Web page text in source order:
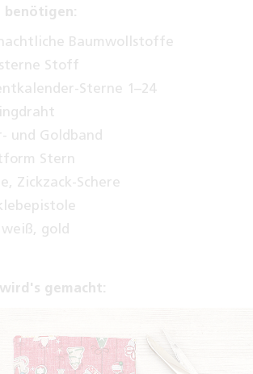
benötigen:
Baumwollstoffe
Stoff
Sterne 1–24
und Goldband
Stern
Zickzack-Schere
gold
gemacht: